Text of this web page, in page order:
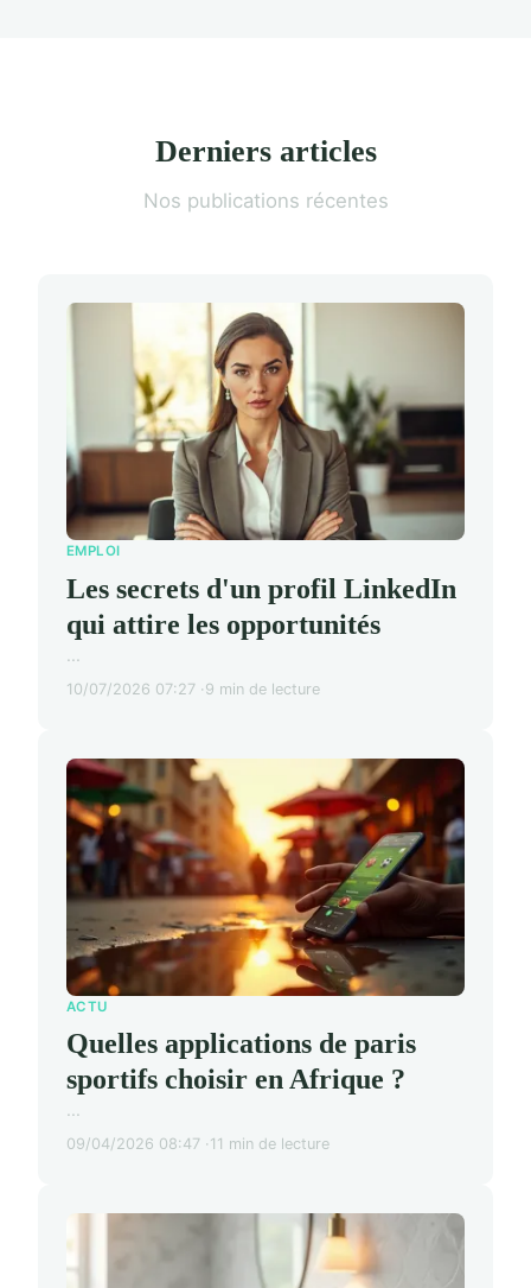
Derniers articles
Nos publications récentes
EMPLOI
Les secrets d'un profil LinkedIn
qui attire les opportunités
...
10/07/2026 07:27 9 min de lecture
ACTU
Quelles applications de paris
sportifs choisir en Afrique ?
...
09/04/2026 08:47 11 min de lecture